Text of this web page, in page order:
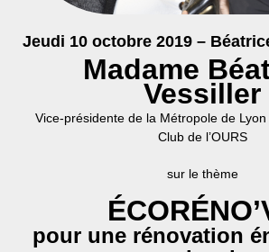
Jeudi 10 octobre 2019 –
Madame
Vessiller
Vice-présidente de la Métropole de
Club de l’OURS
sur le thème
pour une rénovation